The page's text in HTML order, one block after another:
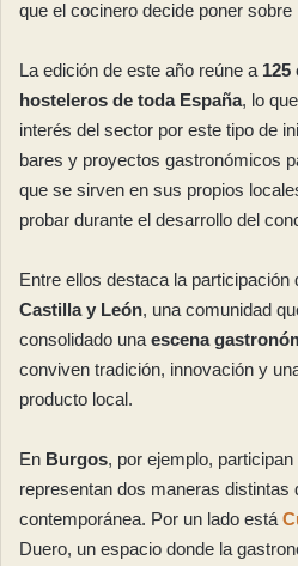
que el cocinero decide poner sobre
La edición de este año reúne a 125
hosteleros de toda España, lo
interés del sector por este tipo de
bares y proyectos gastronómicos
que se sirven en sus propios
probar durante el desarrollo del
Entre ellos destaca la participación
Castilla y León, una comunidad
consolidado una escena
conviven tradición, innovación y
producto local.
En Burgos, por ejemplo,
representan dos maneras distintas
contemporánea. Por un lado está
Duero, un espacio donde la